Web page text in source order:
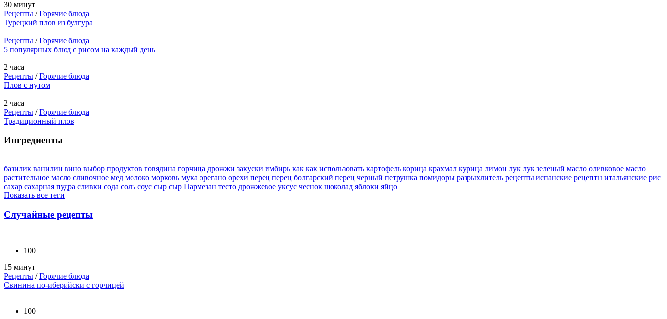
30 минут
Рецепты /Горячие блюда
Турецкий плов из булгура
Рецепты /Горячие блюда
5 популярных блюд с рисом на каждый день
2 часа
Рецепты /Горячие блюда
Плов с нутом
2 часа
Рецепты /Горячие блюда
Традиционный плов
Ингредиенты
базилик ванилин вино выбор продуктов говядина горчица дрожжи закуски имбирь как как использовать картофель корица крахмал курица лимон лук лук зеленый масло оливковое масло
растительное масло сливочное мед молоко морковь мука орегано орехи перец перец болгарский перец черный петрушка помидоры разрыхлитель рецепты испанские рецепты итальянские рис
сахар сахарная пудра сливки сода соль соус сыр сыр Пармезан тесто дрожжевое уксус чеснок шоколад яблоки яйцо
Показать все теги
Случайные рецепты
100
15 минут
Рецепты /Горячие блюда
Свинина по-иберийски с горчицей
100